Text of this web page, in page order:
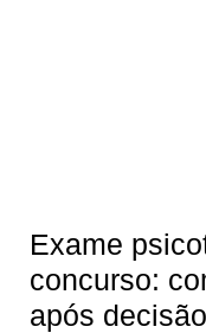
Exame
concurso:
após